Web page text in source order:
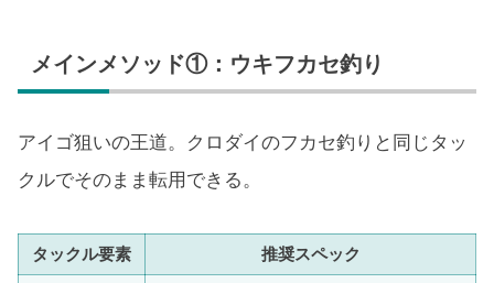
メインメソッド①：ウキフカセ釣り
アイゴ狙いの王道。クロダイのフカセ釣りと同じタッ
クルでそのまま転用できる。
タックル要素 推奨スペック